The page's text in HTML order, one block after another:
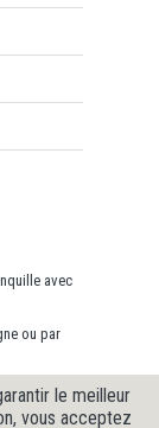
avec
ou par
des
le meilleur
vous acceptez